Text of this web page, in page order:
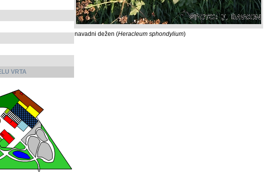
VRTA
navadni dežen (Heracleum sphondylium)